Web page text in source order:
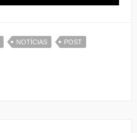
NOTÍCIAS
POST